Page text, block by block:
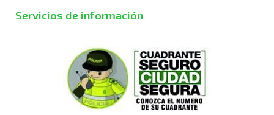
Servicios de información